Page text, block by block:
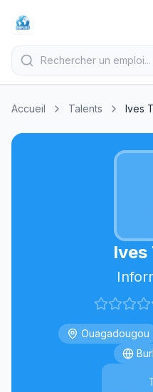
Accueil Talents Ives
Ives
Ouagadougou